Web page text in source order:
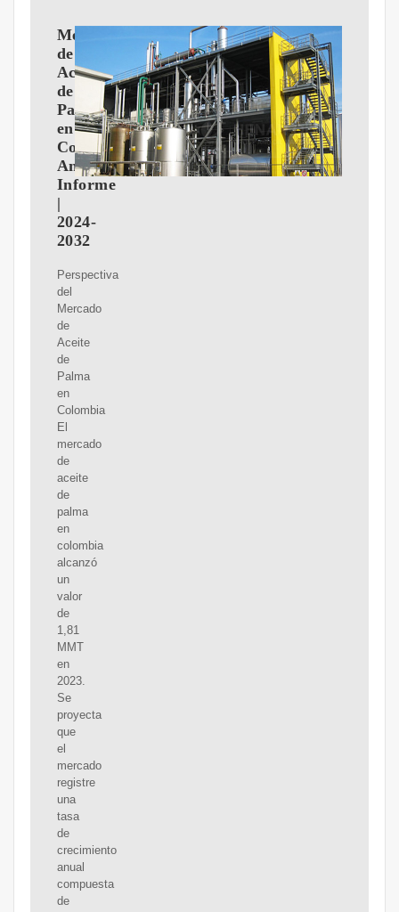
Mercado
de
Aceite
de
Palma
en
Colombia,
Analisis,
Informe
|
2024-
2032
Perspectiva
del
Mercado
de
Aceite
de
Palma
en
Colombia
El
mercado
de
aceite
de
palma
en
colombia
alcanzó
un
valor
de
1,81
MMT
en
2023.
Se
proyecta
que
el
mercado
registre
una
tasa
de
crecimiento
anual
compuesta
de